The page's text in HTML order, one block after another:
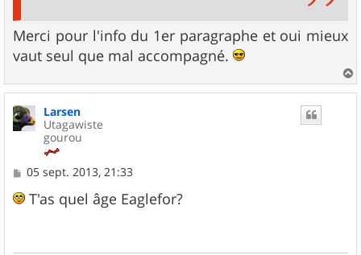
Merci pour l'info du 1er paragraphe et oui mieux
vaut seul que mal accompagné.
a
Larsen
Utagawiste
gourou
M
s
05 sept. 2013, 21:33
T'as quel âge Eaglefor?